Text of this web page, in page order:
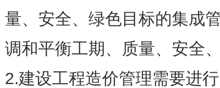
量、安全、绿色目标的集成
调和平衡工期、质量、安全
2.建设工程造价管理需要进